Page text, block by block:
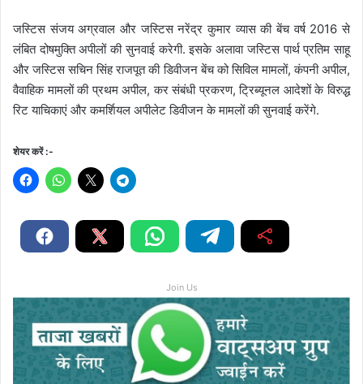
जस्टिस संजय अग्रवाल और जस्टिस नरेंद्र कुमार व्यास की बेंच वर्ष 2016 से
लंबित दोषमुक्ति अपीलों की सुनवाई करेगी. इसके अलावा जस्टिस पार्थ प्रतिम साहू
और जस्टिस सचिन सिंह राजपूत की डिवीजन बेंच को सिविल मामलों, कंपनी अपील,
वैवाहिक मामलों की प्रथम अपील, कर संबंधी प्रकरण, ट्रिब्यूनल आदेशों के विरुद्ध
रिट याचिकाएं और कमर्शियल अपीलेट डिवीजन के मामलों की सुनवाई करेंगे.
शेयर करें :-
Join Us